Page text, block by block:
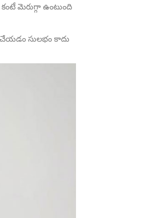
మెరుగ్గా ఉంటుంది
చేయడం సులభం కాదు